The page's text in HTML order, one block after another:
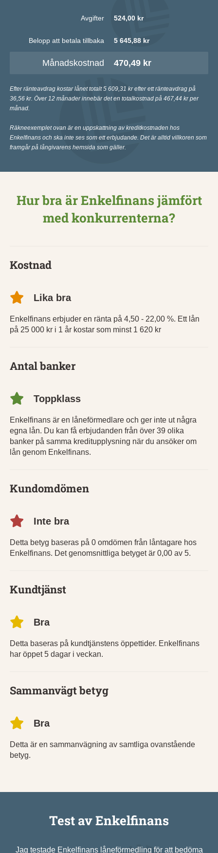
Avgifter 524,00 kr
Belopp att betala tillbaka 5 645,88 kr
Månadskostnad 470,49 kr
Efter ränteavdrag kostar lånet totalt 5 609,31 kr efter ett ränteavdrag på
36,56 kr. Över 12 månader innebär det en totalkostnad på 467,44 kr per
månad.
Räkneexemplet ovan är en uppskattning av kreditkostnaden hos
Enkelfinans och ska inte ses som ett erbjudande. Det är alltid villkoren som
framgår på långivarens hemsida som gäller.
Hur bra är Enkelfinans jämfört
med konkurrenterna?
Kostnad
Lika bra
Enkelfinans erbjuder en ränta på 4,50 - 22,00 %. Ett lån
på 25 000 kr i 1 år kostar som minst 1 620 kr
Antal banker
Toppklass
Enkelfinans är en låneförmedlare och ger inte ut några
egna lån. Du kan få erbjudanden från över 39 olika
banker på samma kreditupplysning när du ansöker om
lån genom Enkelfinans.
Kundomdömen
Inte bra
Detta betyg baseras på 0 omdömen från låntagare hos
Enkelfinans. Det genomsnittliga betyget är 0,00 av 5.
Kundtjänst
Bra
Detta baseras på kundtjänstens öppettider. Enkelfinans
har öppet 5 dagar i veckan.
Sammanvägt betyg
Bra
Detta är en sammanvägning av samtliga ovanstående
betyg.
Test av Enkelfinans
Jag testade Enkelfinans låneförmedling för att bedöma